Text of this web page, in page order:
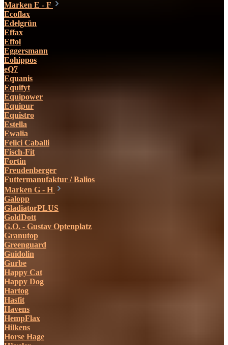
Marken E - F
Ecoflax
Edelgrün
Effax
Effol
Eggersmann
Eohippos
eQ7
Equanis
Equifyt
Equipower
Equipur
Equistro
Estella
Ewalia
Felici Caballi
Fisch-Fit
Fortin
Freudenberger
Futtermanufaktur / Balios
Marken G - H
Galopp
GladiatorPLUS
GoldDott
G.O. - Gustav Optenplatz
Granutop
Greenguard
Guidolin
Gurbe
Happy Cat
Happy Dog
Hartog
Hasfit
Havens
HempFlax
Hilkens
Horse Hage